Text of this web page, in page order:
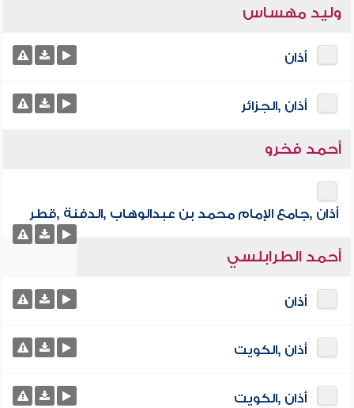
وليد مهساس
أذان
أذان ,الجزائر
أحمد فخرو
أذان ,جامع الإمام محمد بن عبدالوهاب ,الدفنة ,قطر
أحمد الطرابلسي
أذان
أذان ,الكويت
أذان ,الكويت